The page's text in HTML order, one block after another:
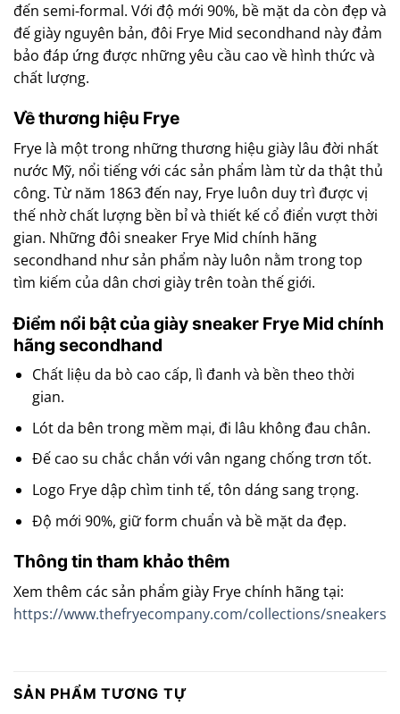
đến semi-formal. Với độ mới 90%, bề mặt da còn đẹp và
đế giày nguyên bản, đôi Frye Mid secondhand này đảm
bảo đáp ứng được những yêu cầu cao về hình thức và
chất lượng.
Về thương hiệu Frye
Frye là một trong những thương hiệu giày lâu đời nhất
nước Mỹ, nổi tiếng với các sản phẩm làm từ da thật thủ
công. Từ năm 1863 đến nay, Frye luôn duy trì được vị
thế nhờ chất lượng bền bỉ và thiết kế cổ điển vượt thời
gian. Những đôi sneaker Frye Mid chính hãng
secondhand như sản phẩm này luôn nằm trong top
tìm kiếm của dân chơi giày trên toàn thế giới.
Điểm nổi bật của giày sneaker Frye Mid chính
hãng secondhand
Chất liệu da bò cao cấp, lì đanh và bền theo thời
gian.
Lót da bên trong mềm mại, đi lâu không đau chân.
Đế cao su chắc chắn với vân ngang chống trơn tốt.
Logo Frye dập chìm tinh tế, tôn dáng sang trọng.
Độ mới 90%, giữ form chuẩn và bề mặt da đẹp.
Thông tin tham khảo thêm
Xem thêm các sản phẩm giày Frye chính hãng tại:
https://www.thefryecompany.com/collections/sneakers
SẢN PHẨM TƯƠNG TỰ